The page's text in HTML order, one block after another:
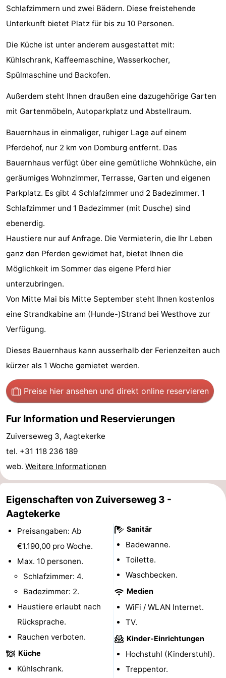
Sehen
tun
Museen
-
Denkmäler
-
Leuchtturme
Aussichtspunkte
Attraktionen
Spielplätze
-
Spielplätze
Bowling
-
Minigolfplätze
Wellness-
Zentren
Dörfer
&
Städte
Natur
Führungen
Sport
Schwimmbader
-
Radfahren
-
Reiten
-
Golfplatze
-
Sportangeln
Mondriaan
Toorop
Essen
und
trinken
Veranstaltungen
Ringstechen
Praktisch
Forum
Schlafzimmern und zwei Bädern. Diese freistehende
Unterkunft bietet Platz für bis zu 10 Personen.
Die Küche ist unter anderem ausgestattet mit:
Kühlschrank, Kaffeemaschine, Wasserkocher,
Spülmaschine und Backofen.
Außerdem steht Ihnen draußen eine dazugehörige Garten
mit Gartenmöbeln, Autoparkplatz und Abstellraum.
Bauernhaus in einmaliger, ruhiger Lage auf einem
Pferdehof, nur 2 km von Domburg entfernt. Das
Bauernhaus verfügt über eine gemütliche Wohnküche, ein
geräumiges Wohnzimmer, Terrasse, Garten und eigenen
Parkplatz. Es gibt 4 Schlafzimmer und 2 Badezimmer. 1
Schlafzimmer und 1 Badezimmer (mit Dusche) sind
ebenerdig.
Haustiere nur auf Anfrage. Die Vermieterin, die Ihr Leben
ganz den Pferden gewidmet hat, bietet Ihnen die
Möglichkeit im Sommer das eigene Pferd hier
unterzubringen.
Von Mitte Mai bis Mitte September steht Ihnen kostenlos
eine Strandkabine am (Hunde-)Strand bei Westhove zur
Verfügung.
Dieses Bauernhaus kann ausserhalb der Ferienzeiten auch
kürzer als 1 Woche gemietet werden.
Preise hier ansehen und direkt online reservieren
Fur Information und Reservierungen
Zuiverseweg 3, Aagtekerke
tel. +31 118 236 189
web. Weitere Informationen
Eigenschaften von Zuiverseweg 3 -
Aagtekerke
Preisangaben: Ab
€1.190,00 pro Woche.
Max. 10 personen.
Schlafzimmer: 4.
Badezimmer: 2.
Haustiere erlaubt nach
Rücksprache.
Rauchen verboten.
Küche
Kühlschrank.
Sanitär
Badewanne.
Toilette.
Waschbecken.
Medien
WiFi / WLAN Internet.
TV.
Kinder-Einrichtungen
Hochstuhl (Kinderstuhl).
Treppentor.